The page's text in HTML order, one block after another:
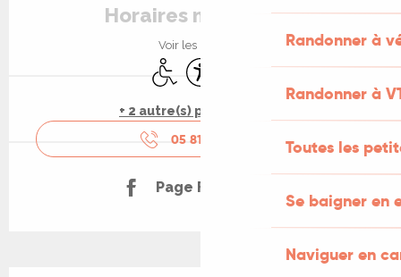
Randonner à
Randonner à
Toutes les
Se baigner en
Naviguer en
Horaires non définis
Voir les horaires
Accès handicapés
AccessibilitéAnimaux acceptés
+ 2 autre(s) prestation(s)
05 81 42 95
Page Facebook